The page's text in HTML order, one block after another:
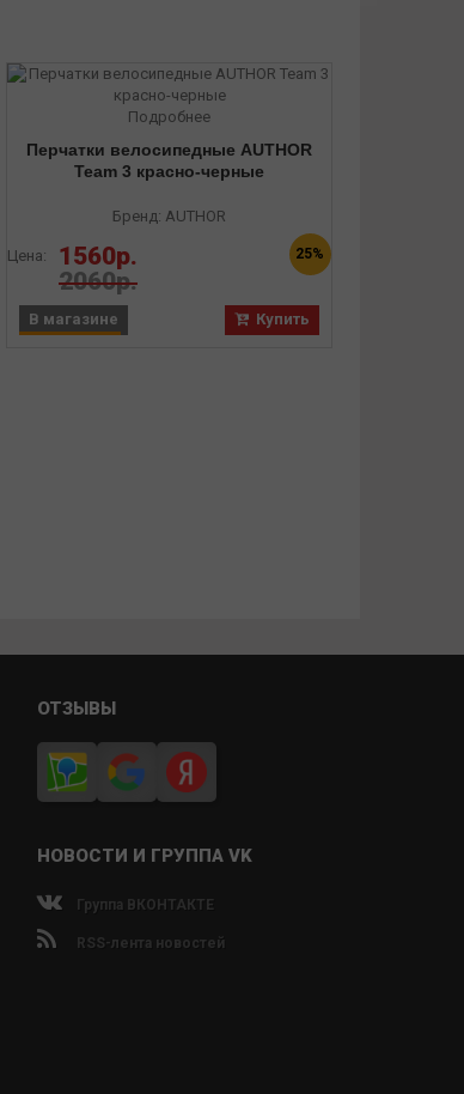
Подробнее
Перчатки велосипедные AUTHOR
Team 3 красно-черные
Бренд: AUTHOR
Цена:
1560р.
2060р.
25%
Купить
В магазине
ОТЗЫВЫ
НОВОСТИ И ГРУППА VK
Группа ВКОНТАКТЕ
RSS-лента новостей